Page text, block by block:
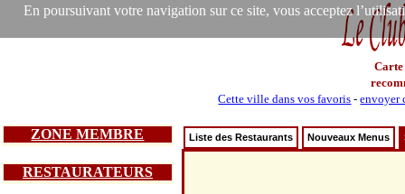
En poursuivant votre navigation sur ce site, vous acceptez
Carte
Cette ville dans vos favoris -envoyer
ZONE MEMBRE
RESTAURATEURS
Liste des Restaurants Nouveaux Menus